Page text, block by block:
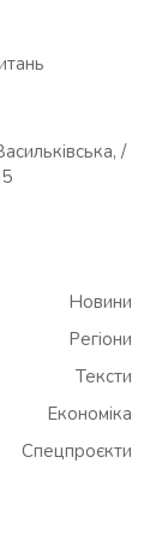
/
Новини
Регіони
Тексти
Економіка
Спецпроєкти